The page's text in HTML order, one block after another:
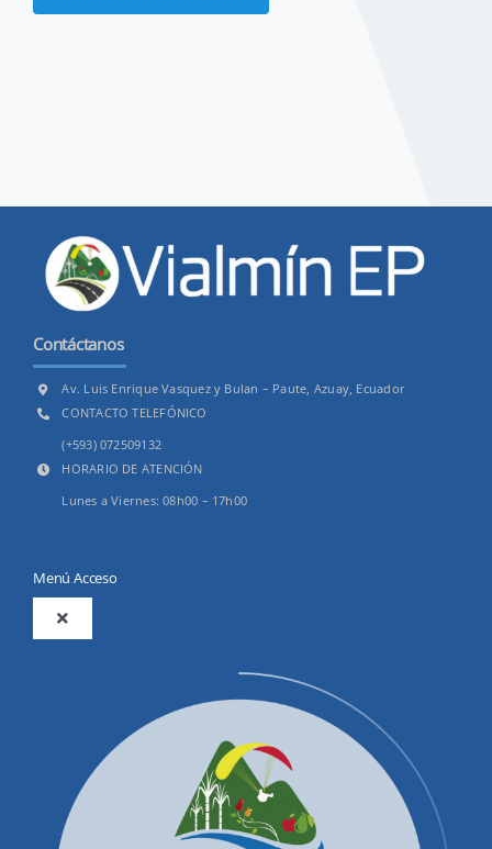
Contáctanos
Av. Luis Enrique Vasquez y Bulan – Paute, Azuay, Ecuador
CONTACTO TELEFÓNICO
(+593) 072509132
HORARIO DE ATENCIÓN
Lunes a Viernes: 08h00 – 17h00
Menú Acceso
Toggle
Productos y Servicios
Convocatorias Precalificación